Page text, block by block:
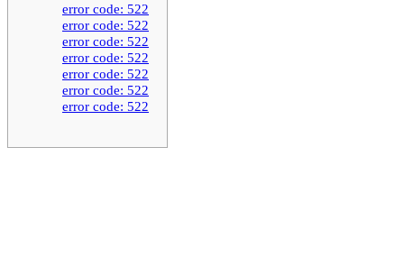
error code: 522
error code: 522
error code: 522
error code: 522
error code: 522
error code: 522
error code: 522